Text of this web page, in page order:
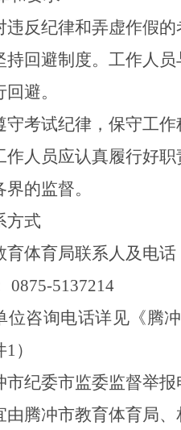
违反纪律和弄虚作假
持回避制度。工作人
避。
守考试纪律，保守工作
作人员应认真履行好
的监督。
方式
育体育局联系人及电话
0875-5137214
位咨询电话详见 《腾
1）
市纪委市监委监督举报
由腾冲市教育体育局